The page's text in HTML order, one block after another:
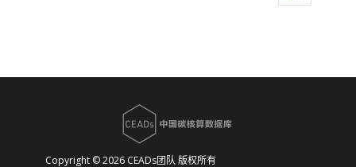
Copyright ©2026 CEADs团队 版权所有